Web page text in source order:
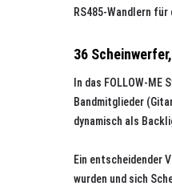
RS485-Wandlern
36
In das FOLLOW-
Bandmitglieder
dynamisch als
Ein entscheidender
wurden und sich